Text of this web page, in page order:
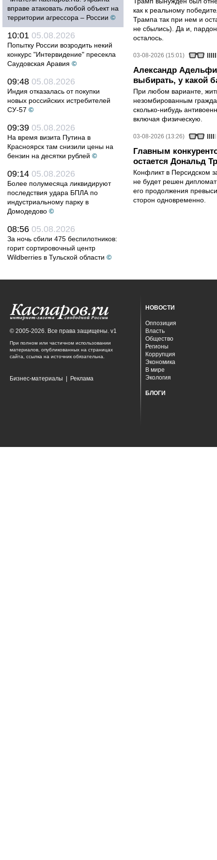
вправе атаковать любой объект на
территории агрессора – России ©
10:01 05.08.2026
Попытку России возродить некий
конкурс "Интервидение" пресекла
Саудовская Аравия ©
09:48 05.08.2026
Индия отказалась от покупки
новых российских истребителей
СУ-57 ©
09:39 05.08.2026
На время визита Путина в
Красноярск там снизили цены на
бензин на десятки рублей ©
09:14 05.08.2026
Более полумесяца ликвидируют
последствия удара БПЛА по
индустриальному парку в
Домодедово ©
08:56 05.08.2026
За ночь сбили 475 беспилотников:
горит сортировочный центр
Wildberries в Тульской области ©
как к реальному
Трампа так при нем и
не сбылись). Да и,
осталось.
03-08-2026 (15:01)
Александр
выбирать, у какой
При любом варианте,
незомбированным
сколько-нибудь
включая физическую.
03-08-2026 (13:26)
Главным
остается Дональд
Конфликт в Персидском
не будет решен
его продолжения
сторон одновременно.
© 2005-2026. Все права защищены. v1
При полном или частичном использовании
материалов, опубликованных на страницах
сайта, ссылка на источник обязательна.
Бизнес-материалы Реклама
НОВОСТИ
Оппозиция
Власть
Общество
Регионы
Коррупция
Экономика
В мире
Экология
БЛОГИ